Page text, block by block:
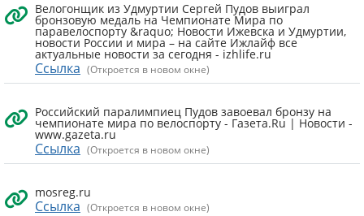
Велогонщик из Удмуртии Сергей Пудов выиграл
бронзовую медаль на Чемпионате Мира по
паравелоспорту &raquo; Новости Ижевска и Удмуртии,
новости России и мира – на сайте Ижлайф все
актуальные новости за сегодня - izhlife.ru
Ссылка (Откроется в новом окне)
Российский паралимпиец Пудов завоевал бронзу на
чемпионате мира по велоспорту - Газета.Ru | Новости -
www.gazeta.ru
Ссылка (Откроется в новом окне)
mosreg.ru
Ссылка (Откроется в новом окне)